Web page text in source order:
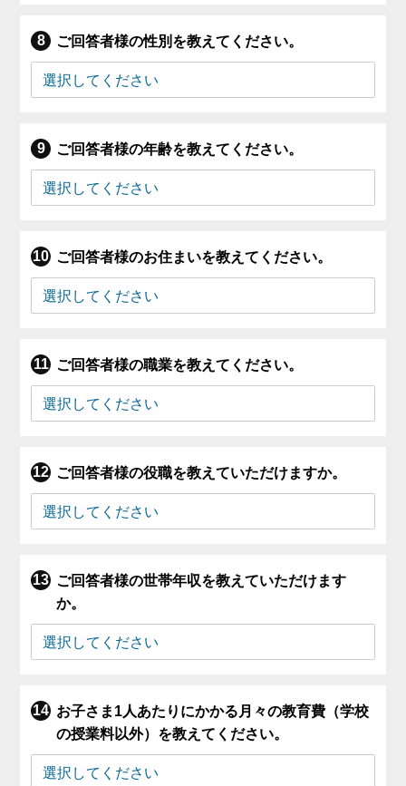
ご回答者様の性別を教えてください。
ご回答者様の年齢を教えてください。
ご回答者様のお住まいを教えてください。
ご回答者様の職業を教えてください。
ご回答者様の役職を教えていただけますか。
ご回答者様の世帯年収を教えていただけます
か。
お子さま1人あたりにかかる月々の教育費（学校
の授業料以外）を教えてください。